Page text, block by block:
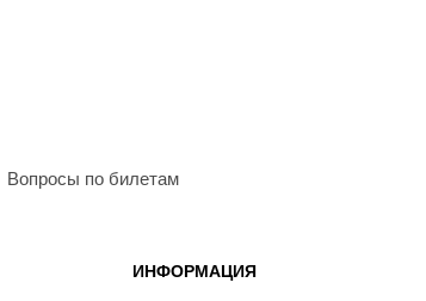
Вопросы по билетам
ИНФОРМАЦИЯ